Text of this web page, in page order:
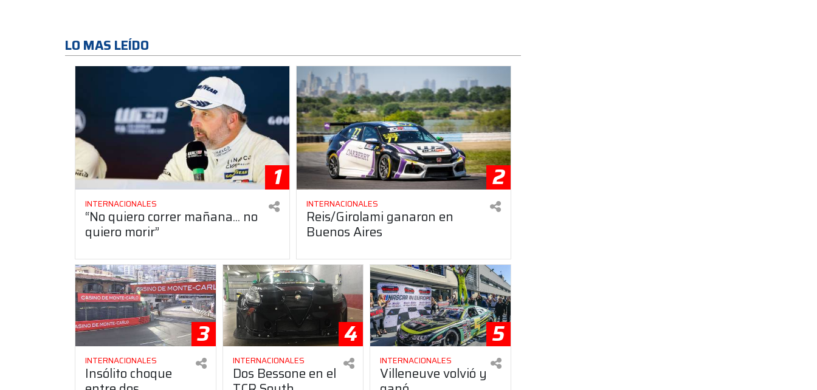
LO MAS LEÍDO
1
INTERNACIONALES
“No quiero correr mañana... no
quiero morir”
2
INTERNACIONALES
Reis/Girolami ganaron en
Buenos Aires
3
INTERNACIONALES
Insólito choque
4
INTERNACIONALES
Dos Bessone en el
5
INTERNACIONALES
Villeneuve volvió y